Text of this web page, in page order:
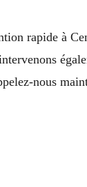
rapide à
nous